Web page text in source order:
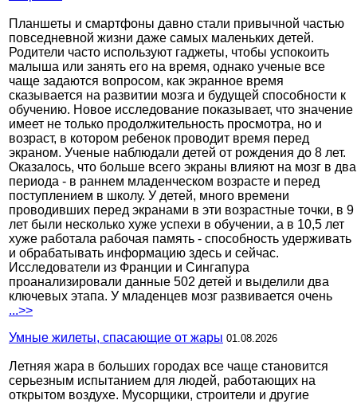
Планшеты и смартфоны давно стали привычной частью
повседневной жизни даже самых маленьких детей.
Родители часто используют гаджеты, чтобы успокоить
малыша или занять его на время, однако ученые все
чаще задаются вопросом, как экранное время
сказывается на развитии мозга и будущей способности к
обучению. Новое исследование показывает, что значение
имеет не только продолжительность просмотра, но и
возраст, в котором ребенок проводит время перед
экраном. Ученые наблюдали детей от рождения до 8 лет.
Оказалось, что больше всего экраны влияют на мозг в два
периода - в раннем младенческом возрасте и перед
поступлением в школу. У детей, много времени
проводивших перед экранами в эти возрастные точки, в 9
лет были несколько хуже успехи в обучении, а в 10,5 лет
хуже работала рабочая память - способность удерживать
и обрабатывать информацию здесь и сейчас.
Исследователи из Франции и Сингапура
проанализировали данные 502 детей и выделили два
ключевых этапа. У младенцев мозг развивается очень
...>>
Умные жилеты, спасающие от жары 01.08.2026
Летняя жара в больших городах все чаще становится
серьезным испытанием для людей, работающих на
открытом воздухе. Мусорщики, строители и другие